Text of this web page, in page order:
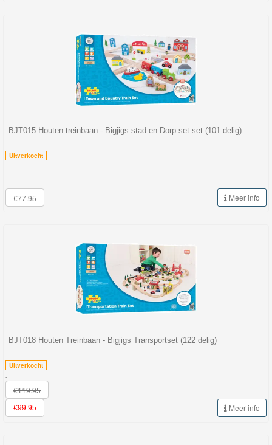
BJT015 Houten treinbaan - Bigjigs stad en Dorp set set (101 delig)
Uitverkocht
-
€77.95 Meer info
BJT018 Houten Treinbaan - Bigjigs Transportset (122 delig)
Uitverkocht
-
€119.95
€99.95 Meer info